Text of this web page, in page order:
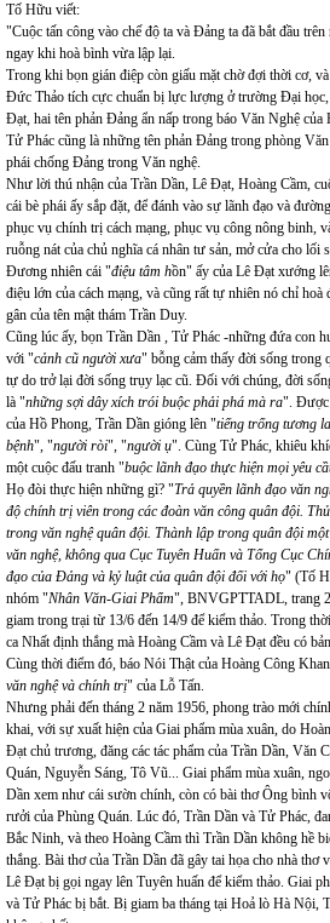
Tố Hữu viết:
"Cuộc tấn công vào chế độ ta và Đảng ta đã bắt đầu
ngay khi hoà bình vừa lập lại.
Trong khi bọn gián điệp còn giấu mặt chờ đợi thời cơ,
Đức Thảo tích cực chuẩn bị lực lượng ở trường Đại
Đạt, hai tên phản Đảng ẩn nấp trong báo Văn Nghệ
Tử Phác cũng là những tên phản Đảng trong phòng
phái chống Đảng trong Văn nghệ.
Như lời thú nhận của Trần Dần, Lê Đạt, Hoàng Cầm,
cái bè phái ấy sắp đặt, để đánh vào sự lãnh đạo và
phục vụ chính trị cách mạng, phục vụ công nông binh,
ruỗng nát của chủ nghĩa cá nhân tư sản, mở cửa cho lối
Đương nhiên cái "điệu tâm hồn" ấy của Lê Đạt xướng
điệu lớn của cách mạng, và cũng rất tự nhiên nó chỉ
gân của tên mật thám Trần Duy.
Cũng lúc ấy, bọn Trần Dần , Tử Phác -những đứa con
với "cảnh cũ người xưa" bỗng cảm thấy đời sống trong
tự do trở lại đời sống trụy lạc cũ. Đối với chúng, đời
là "những sợi dây xích trói buộc phải phá mà ra". Được
của Hồ Phong, Trần Dần gióng lên "tiếng trống tương
bệnh", "người ròi", "người ụ". Cùng Tử Phác, khiêu
một cuộc đấu tranh "buộc lãnh đạo thực hiện mọi yêu
Họ đòi thực hiện những gì? "Trả quyền lãnh đạo văn
độ chính trị viên trong các đoàn văn công quân đội.
trong văn nghệ quân đội. Thành lập trong quân đội
văn nghệ, không qua Cục Tuyên Huấn và Tổng Cục
đạo của Đảng và kỷ luật của quân đội đối với họ" (Tố
nhóm "Nhân Văn-Giai Phẩm", BNVGPTTADL, trang
giam trong trại từ 13/6 đến 14/9 để kiểm thảo. Trong
ca Nhất định thắng mà Hoàng Cầm và Lê Đạt đều có
Cùng thời điểm đó, báo Nói Thật của Hoàng Công
văn nghệ và chính trị" của Lỗ Tấn.
Nhưng phải đến tháng 2 năm 1956, phong trào mới
khai, với sự xuất hiện của Giai phẩm mùa xuân, do
Đạt chủ trương, đăng các tác phẩm của Trần Dần, Văn
Quán, Nguyễn Sáng, Tô Vũ... Giai phẩm mùa xuân,
Dần xem như cái sườn chính, còn có bài thơ Ông bình
rưởi của Phùng Quán. Lúc đó, Trần Dần và Tử Phác,
Bắc Ninh, và theo Hoàng Cầm thì Trần Dần không hề
thắng. Bài thơ của Trần Dần đã gây tai họa cho nhà thơ
Lê Đạt bị gọi ngay lên Tuyên huấn để kiểm thảo. Giai
và Tử Phác bị bắt. Bị giam ba tháng tại Hoả lò Hà Nội,